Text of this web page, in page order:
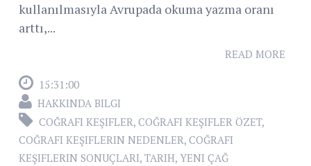
kullanılmasıyla Avrupada okuma yazma oranı
arttı,...
READ MORE
15:31:00
HAKKINDA BILGI
COĞRAFI KEŞIFLER, COĞRAFI KEŞIFLER ÖZET,
COĞRAFI KEŞIFLERIN NEDENLER, COĞRAFI
KEŞIFLERIN SONUÇLARI, TARIH, YENI ÇAĞ